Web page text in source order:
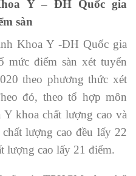
Y – ĐH Quốc gia
sàn
Khoa Y -ĐH Quốc gia
mức điểm sàn xét tuyển
theo phương thức xét
đó, theo tổ hợp môn
khoa chất lượng cao và
lượng cao đều lấy 22
lượng cao lấy 21 điểm.